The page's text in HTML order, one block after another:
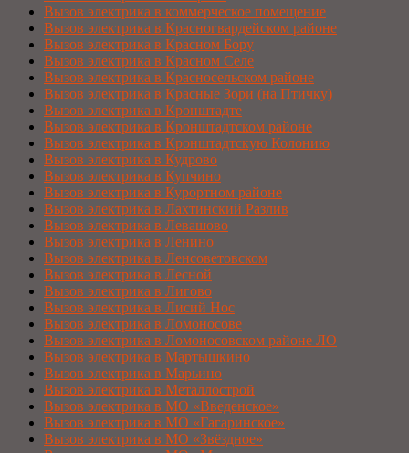
Вызов электрика в коммерческое помещение
Вызов электрика в Красногвардейском районе
Вызов электрика в Красном Бору
Вызов электрика в Красном Селе
Вызов электрика в Красносельском районе
Вызов электрика в Красные Зори (на Птичку)
Вызов электрика в Кронштадте
Вызов электрика в Кронштадтском районе
Вызов электрика в Кронштадтскую Колонию
Вызов электрика в Кудрово
Вызов электрика в Купчино
Вызов электрика в Курортном районе
Вызов электрика в Лахтинский Разлив
Вызов электрика в Левашово
Вызов электрика в Ленино
Вызов электрика в Ленсоветовском
Вызов электрика в Лесной
Вызов электрика в Лигово
Вызов электрика в Лисий Нос
Вызов электрика в Ломоносове
Вызов электрика в Ломоносовском районе ЛО
Вызов электрика в Мартышкино
Вызов электрика в Марьино
Вызов электрика в Металлострой
Вызов электрика в МО «Введенское»
Вызов электрика в МО «Гагаринское»
Вызов электрика в МО «Звёздное»